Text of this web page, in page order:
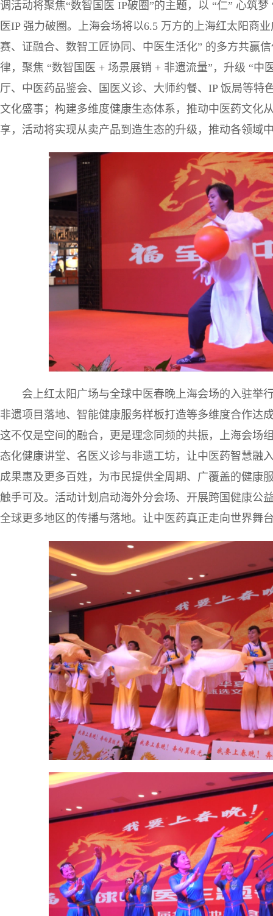
调活动将聚焦“数智国医 IP破圈”的主题，以 “仁” 心筑
医IP 强力破圈。上海会场将以6.5 万方的上海红太阳商
赛、证融合、数智工匠协同、中医生活化” 的多方共赢
律，聚焦 “数智国医 + 场景展销 + 非遗流量”，升级 “中
厅、中医药品鉴会、国医义诊、大师约餐、IP 饭局等特
文化盛事；构建多维度健康生态体系，推动中医药文化
享，活动将实现从卖产品到造生态的升级，推动各领域
会上红太阳广场与全球中医春晚上海会场的入驻举
非遗项目落地、智能健康服务样板打造等多维度合作达
这不仅是空间的融合，更是理念同频的共振，上海会场
态化健康讲堂、名医义诊与非遗工坊，让中医药智慧融
成果惠及更多百姓，为市民提供全周期、广覆盖的健康
触手可及。活动计划启动海外分会场、开展跨国健康公
全球更多地区的传播与落地。让中医药真正走向世界舞